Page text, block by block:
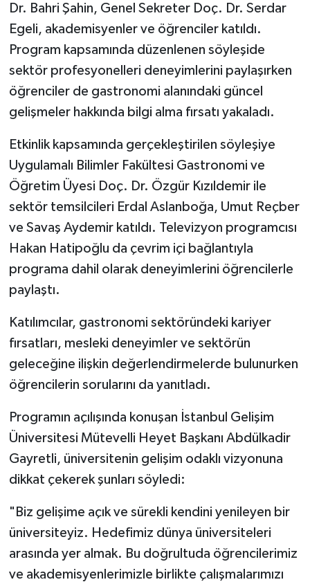
Dr. Bahri Şahin, Genel Sekreter Doç. Dr. Serdar
Egeli, akademisyenler ve öğrenciler katıldı.
Program kapsamında düzenlenen söyleşide
sektör profesyonelleri deneyimlerini paylaşırken
öğrenciler de gastronomi alanındaki güncel
gelişmeler hakkında bilgi alma fırsatı yakaladı.
Etkinlik kapsamında gerçekleştirilen söyleşiye
Uygulamalı Bilimler Fakültesi Gastronomi ve
Öğretim Üyesi Doç. Dr. Özgür Kızıldemir ile
sektör temsilcileri Erdal Aslanboğa, Umut Reçber
ve Savaş Aydemir katıldı. Televizyon programcısı
Hakan Hatipoğlu da çevrim içi bağlantıyla
programa dahil olarak deneyimlerini öğrencilerle
paylaştı.
Katılımcılar, gastronomi sektöründeki kariyer
fırsatları, mesleki deneyimler ve sektörün
geleceğine ilişkin değerlendirmelerde bulunurken
öğrencilerin sorularını da yanıtladı.
Programın açılışında konuşan İstanbul Gelişim
Üniversitesi Mütevelli Heyet Başkanı Abdülkadir
Gayretli, üniversitenin gelişim odaklı vizyonuna
dikkat çekerek şunları söyledi:
"Biz gelişime açık ve sürekli kendini yenileyen bir
üniversiteyiz. Hedefimiz dünya üniversiteleri
arasında yer almak. Bu doğrultuda öğrencilerimiz
ve akademisyenlerimizle birlikte çalışmalarımızı